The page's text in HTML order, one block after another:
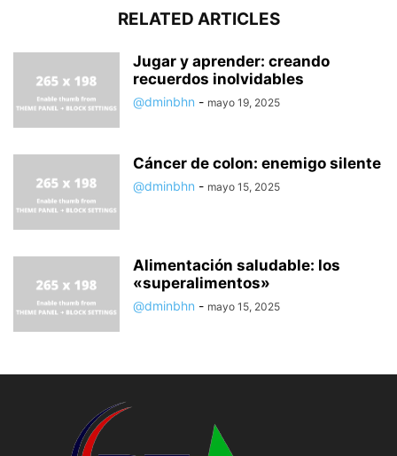
RELATED ARTICLES
Jugar y aprender: creando
recuerdos inolvidables
@dminbhn - mayo 19, 2025
Cáncer de colon: enemigo silente
@dminbhn - mayo 15, 2025
Alimentación saludable: los
«superalimentos»
@dminbhn - mayo 15, 2025